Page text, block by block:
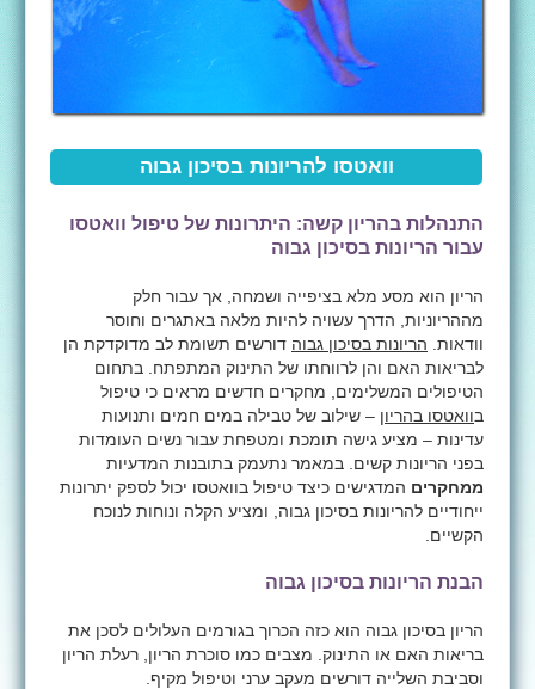
וואטסו להריונות בסיכון גבוה
התנהלות בהריון קשה: היתרונות של טיפול וואטסו
עבור הריונות בסיכון גבוה
הריון הוא מסע מלא בציפייה ושמחה, אך עבור חלק
מההריוניות, הדרך עשויה להיות מלאה באתגרים וחוסר
וודאות. הריונות בסיכון גבוה דורשים תשומת לב מדוקדקת הן
לבריאות האם והן לרווחתו של התינוק המתפתח. בתחום
הטיפולים המשלימים, מחקרים חדשים מראים כי טיפול
בוואטסו בהריון – שילוב של טבילה במים חמים ותנועות
עדינות – מציע גישה תומכת ומטפחת עבור נשים העומדות
בפני הריונות קשים. במאמר נתעמק בתובנות המדעיות
ממחקרים המדגישים כיצד טיפול בוואטסו יכול לספק יתרונות
ייחודיים להריונות בסיכון גבוה, ומציע הקלה ונוחות לנוכח
הקשיים.
הבנת הריונות בסיכון גבוה
הריון בסיכון גבוה הוא כזה הכרוך בגורמים העלולים לסכן את
בריאות האם או התינוק. מצבים כמו סוכרת הריון, רעלת הריון
וסביבת השלייה דורשים מעקב ערני וטיפול מקיף.